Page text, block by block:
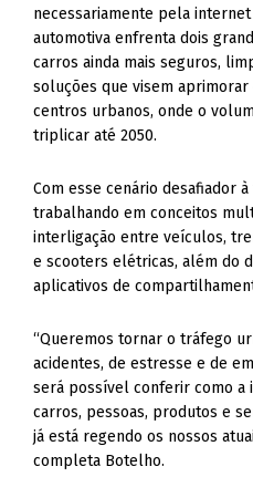
necessariamente pela
automotiva enfrenta dois
carros ainda mais seguros,
soluções que visem
centros urbanos, onde o
triplicar até 2050.
Com esse cenário desafiador
trabalhando em conceitos
interligação entre veículos,
e scooters elétricas, além do
aplicativos de
“Queremos tornar o tráfego
acidentes, de estresse e de
será possível conferir como a
carros, pessoas, produtos e
já está regendo os nossos
completa Botelho.